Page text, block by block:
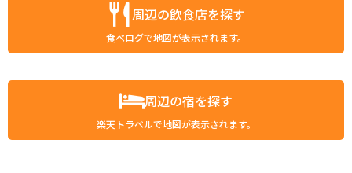
周辺の飲食店を探す
食べログで地図が表示されます。
周辺の宿を探す
楽天トラベルで地図が表示されます。